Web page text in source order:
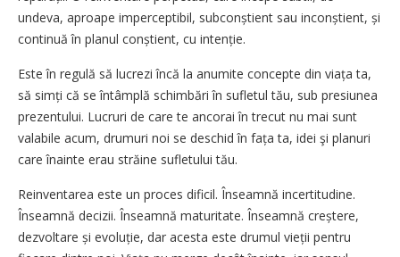
undeva, aproape imperceptibil, subconștient sau inconștient, și
continuă în planul conștient, cu intenție.
Este în regulă să lucrezi încă la anumite concepte din viața ta,
să simți că se întâmplă schimbări în sufletul tău, sub presiunea
prezentului. Lucruri de care te ancorai în trecut nu mai sunt
valabile acum, drumuri noi se deschid în fața ta, idei şi planuri
care înainte erau străine sufletului tău.
Reinventarea este un proces dificil. Înseamnă incertitudine.
Înseamnă decizii. Înseamnă maturitate. Înseamnă creștere,
dezvoltare și evoluție, dar acesta este drumul vieții pentru